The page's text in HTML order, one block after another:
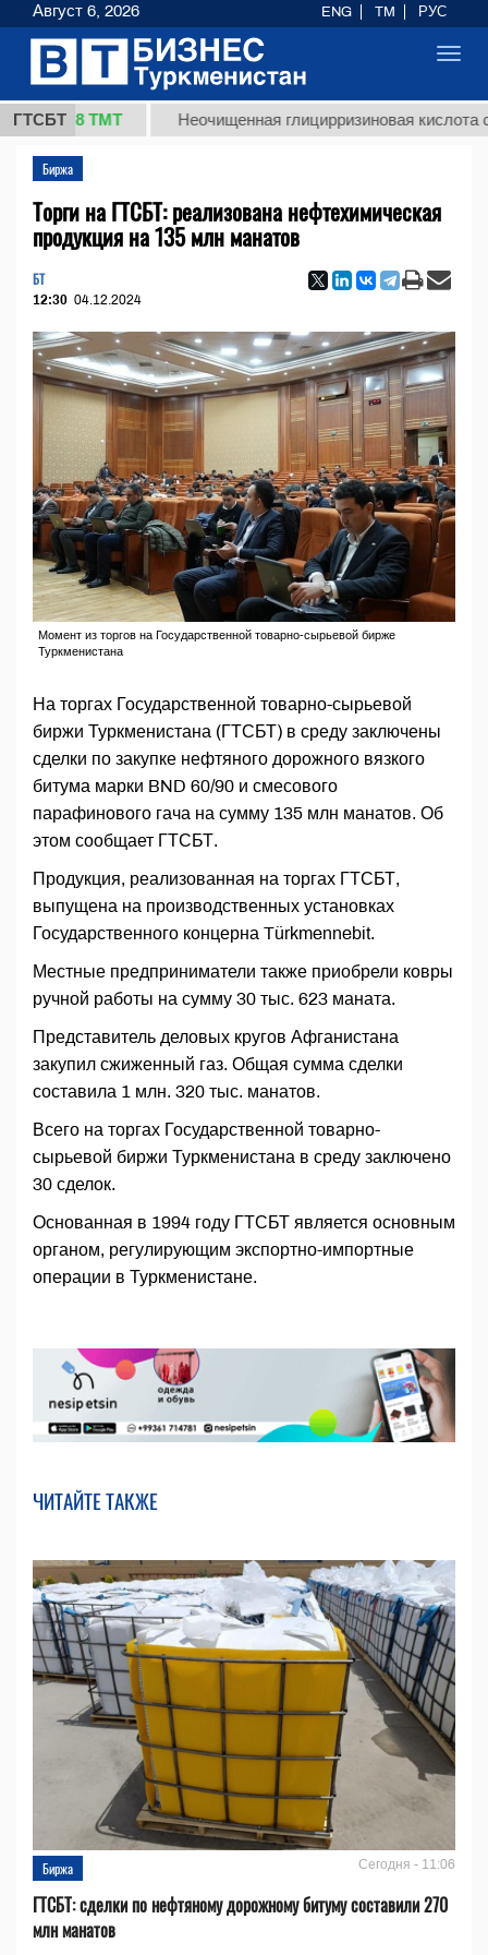
ГТСБТ
ТМТ Неочищенная глицирризиновая кислота
Биржа
Торги на ГТСБТ: реализована нефтехимическая
продукция на 135 млн манатов
БТ
12:30 04.12.2024
Момент из торгов на Государственной товарно-сырьевой бирже
Туркменистана
На торгах Государственной товарно-сырьевой
биржи Туркменистана (ГТСБТ) в среду заключены
сделки по закупке нефтяного дорожного вязкого
битума марки BND 60/90 и смесового
парафинового гача на сумму 135 млн манатов. Об
этом сообщает ГТСБТ.
Продукция, реализованная на торгах ГТСБТ,
выпущена на производственных установках
Государственного концерна Türkmennebit.
Местные предприниматели также приобрели ковры
ручной работы на сумму 30 тыс. 623 маната.
Представитель деловых кругов Афганистана
закупил сжиженный газ. Общая сумма сделки
составила 1 млн. 320 тыс. манатов.
Всего на торгах Государственной товарно-
сырьевой биржи Туркменистана в среду заключено
30 сделок.
Основанная в 1994 году ГТСБТ является основным
органом, регулирующим экспортно-импортные
операции в Туркменистане.
ЧИТАЙТЕ ТАКЖЕ
Биржа Сегодня - 11:06
ГТСБТ: сделки по нефтяному дорожному битуму составили 270
млн манатов
Август 6, 2026 ENG TM РУС